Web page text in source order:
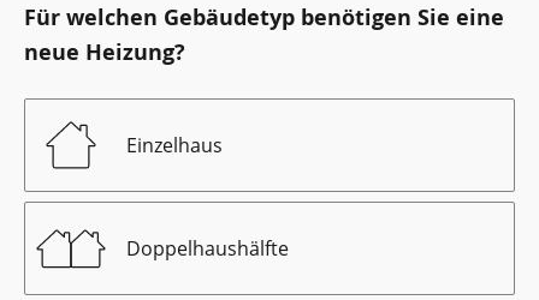
Für welchen Gebäudetyp benötigen Sie eine
neue Heizung?
Einzelhaus
Doppelhaushälfte